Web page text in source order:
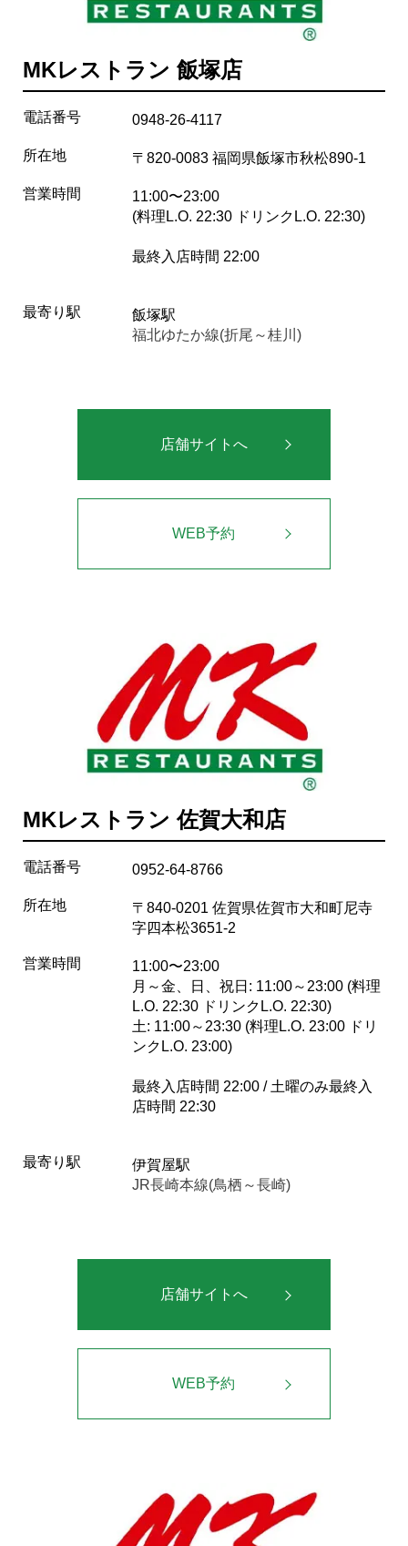
MKレストラン 飯塚店
電話番号 0948-26-4117
所在地 〒820-0083 福岡県飯塚市秋松890-1
営業時間
11:00〜23:00
(料理L.O. 22:30 ドリンクL.O. 22:30)
最終入店時間 22:00
最寄り駅
飯塚駅
福北ゆたか線(折尾～桂川)
店舗サイトへ
WEB予約
MKレストラン 佐賀大和店
電話番号 0952-64-8766
所在地
〒840-0201 佐賀県佐賀市大和町尼寺
字四本松3651-2
営業時間
11:00〜23:00
月～金、日、祝日: 11:00～23:00 (料理
L.O. 22:30 ドリンクL.O. 22:30)
土: 11:00～23:30 (料理L.O. 23:00 ドリ
ンクL.O. 23:00)
最終入店時間 22:00 / 土曜のみ最終入
店時間 22:30
最寄り駅
伊賀屋駅
JR長崎本線(鳥栖～長崎)
店舗サイトへ
WEB予約